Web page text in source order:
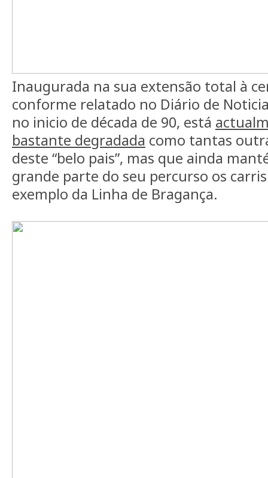
Inaugurada na sua extensão total à
conforme relatado no Diário de
no inicio de década de 90, está
bastante degradada como tantas
deste “belo pais”, mas que ainda
grande parte do seu percurso os
exemplo da Linha de Bragança.